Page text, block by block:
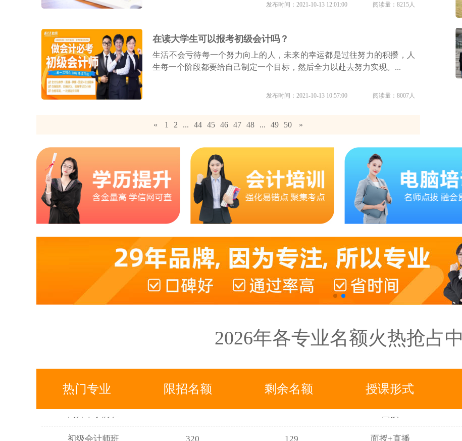
发布时间：2021-10-13 12:01:00 阅读量：8215人
在读大学生可以报考初级会计吗？
生活不会亏待每一个努力向上的人，未来的幸运都是过往努力的积攒，人
生每一个阶段都要给自己制定一个目标，然后全力以赴去努力实现。...
发布时间：2021-10-13 10:57:00 阅读量：8007人
« 1 2 ... 44 45 46 47 48 ... 49 50 »
2026年各专业名额火热抢占中
热门专业 限招名额 剩余名额 授课形式
31 面授
专升本学历班 672 338 面授
高升本学历班 417 214 面授
初级会计师班 面授+直播